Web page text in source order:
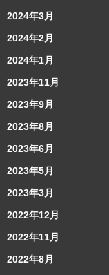
2024年3月
2024年2月
2024年1月
2023年11月
2023年9月
2023年8月
2023年6月
2023年5月
2023年3月
2022年12月
2022年11月
2022年8月